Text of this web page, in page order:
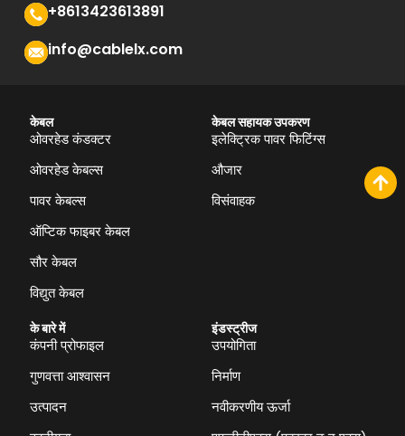
+8613423613891
info@cablelx.com
केबल
ओवरहेड कंडक्टर
ओवरहेड केबल्स
पावर केबल्स
ऑप्टिक फाइबर केबल
सौर केबल
विद्युत केबल
केबल सहायक उपकरण
इलेक्ट्रिक पावर फिटिंग्स
औजार
विसंवाहक
के बारे में
कंपनी प्रोफाइल
गुणवत्ता आश्वासन
उत्पादन
इंडस्ट्रीज
उपयोगिता
निर्माण
नवीकरणीय ऊर्जा